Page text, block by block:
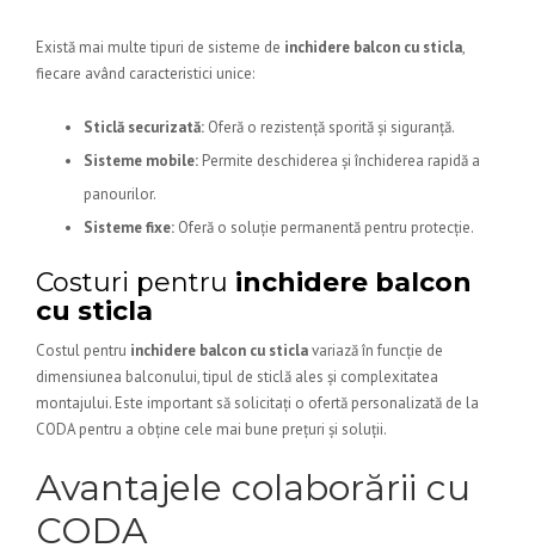
Există mai multe tipuri de sisteme de inchidere balcon cu sticla,
fiecare având caracteristici unice:
Sticlă securizată: Oferă o rezistență sporită și siguranță.
Sisteme mobile: Permite deschiderea și închiderea rapidă a
panourilor.
Sisteme fixe: Oferă o soluție permanentă pentru protecție.
Costuri pentru inchidere balcon
cu sticla
Costul pentru inchidere balcon cu sticlavariază în funcție de
dimensiunea balconului, tipul de sticlă ales și complexitatea
montajului. Este important să solicitați o ofertă personalizată de la
CODA pentru a obține cele mai bune prețuri și soluții.
Avantajele colaborării cu
CODA